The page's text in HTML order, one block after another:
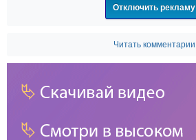
Отключить рекламу
Читать комментарии